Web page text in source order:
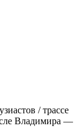
/ трассе
Владимира —